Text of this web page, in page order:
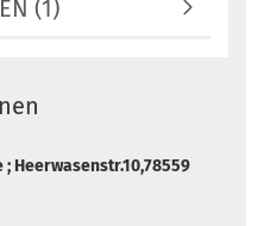
(1)
Heerwasenstr.10,78559